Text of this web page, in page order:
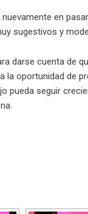
en
sugestivos y
darse cuenta de
oportunidad de
pueda seguir